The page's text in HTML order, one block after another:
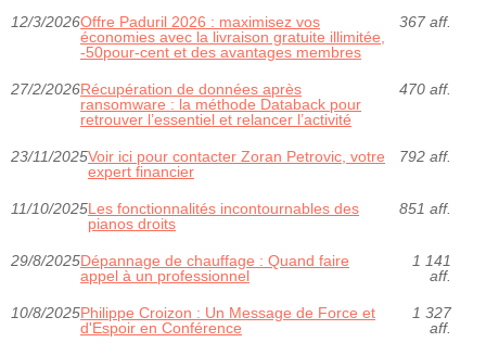
12/3/2026Offre Paduril 2026 : maximisez vos
économies avec la livraison gratuite illimitée,
-50pour-cent et des avantages membres
367 aff.
27/2/2026Récupération de données après
ransomware : la méthode Databack pour
retrouver l’essentiel et relancer l’activité
470 aff.
23/11/2025Voir ici pour contacter Zoran Petrovic, votre
expert financier
792 aff.
11/10/2025Les fonctionnalités incontournables des
pianos droits
851 aff.
29/8/2025Dépannage de chauffage : Quand faire
appel à un professionnel
1 141
aff.
10/8/2025Philippe Croizon : Un Message de Force et
d'Espoir en Conférence
1 327
aff.